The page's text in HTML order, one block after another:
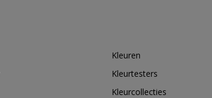
Kleuren
Kleurtesters
Kleurcollecties